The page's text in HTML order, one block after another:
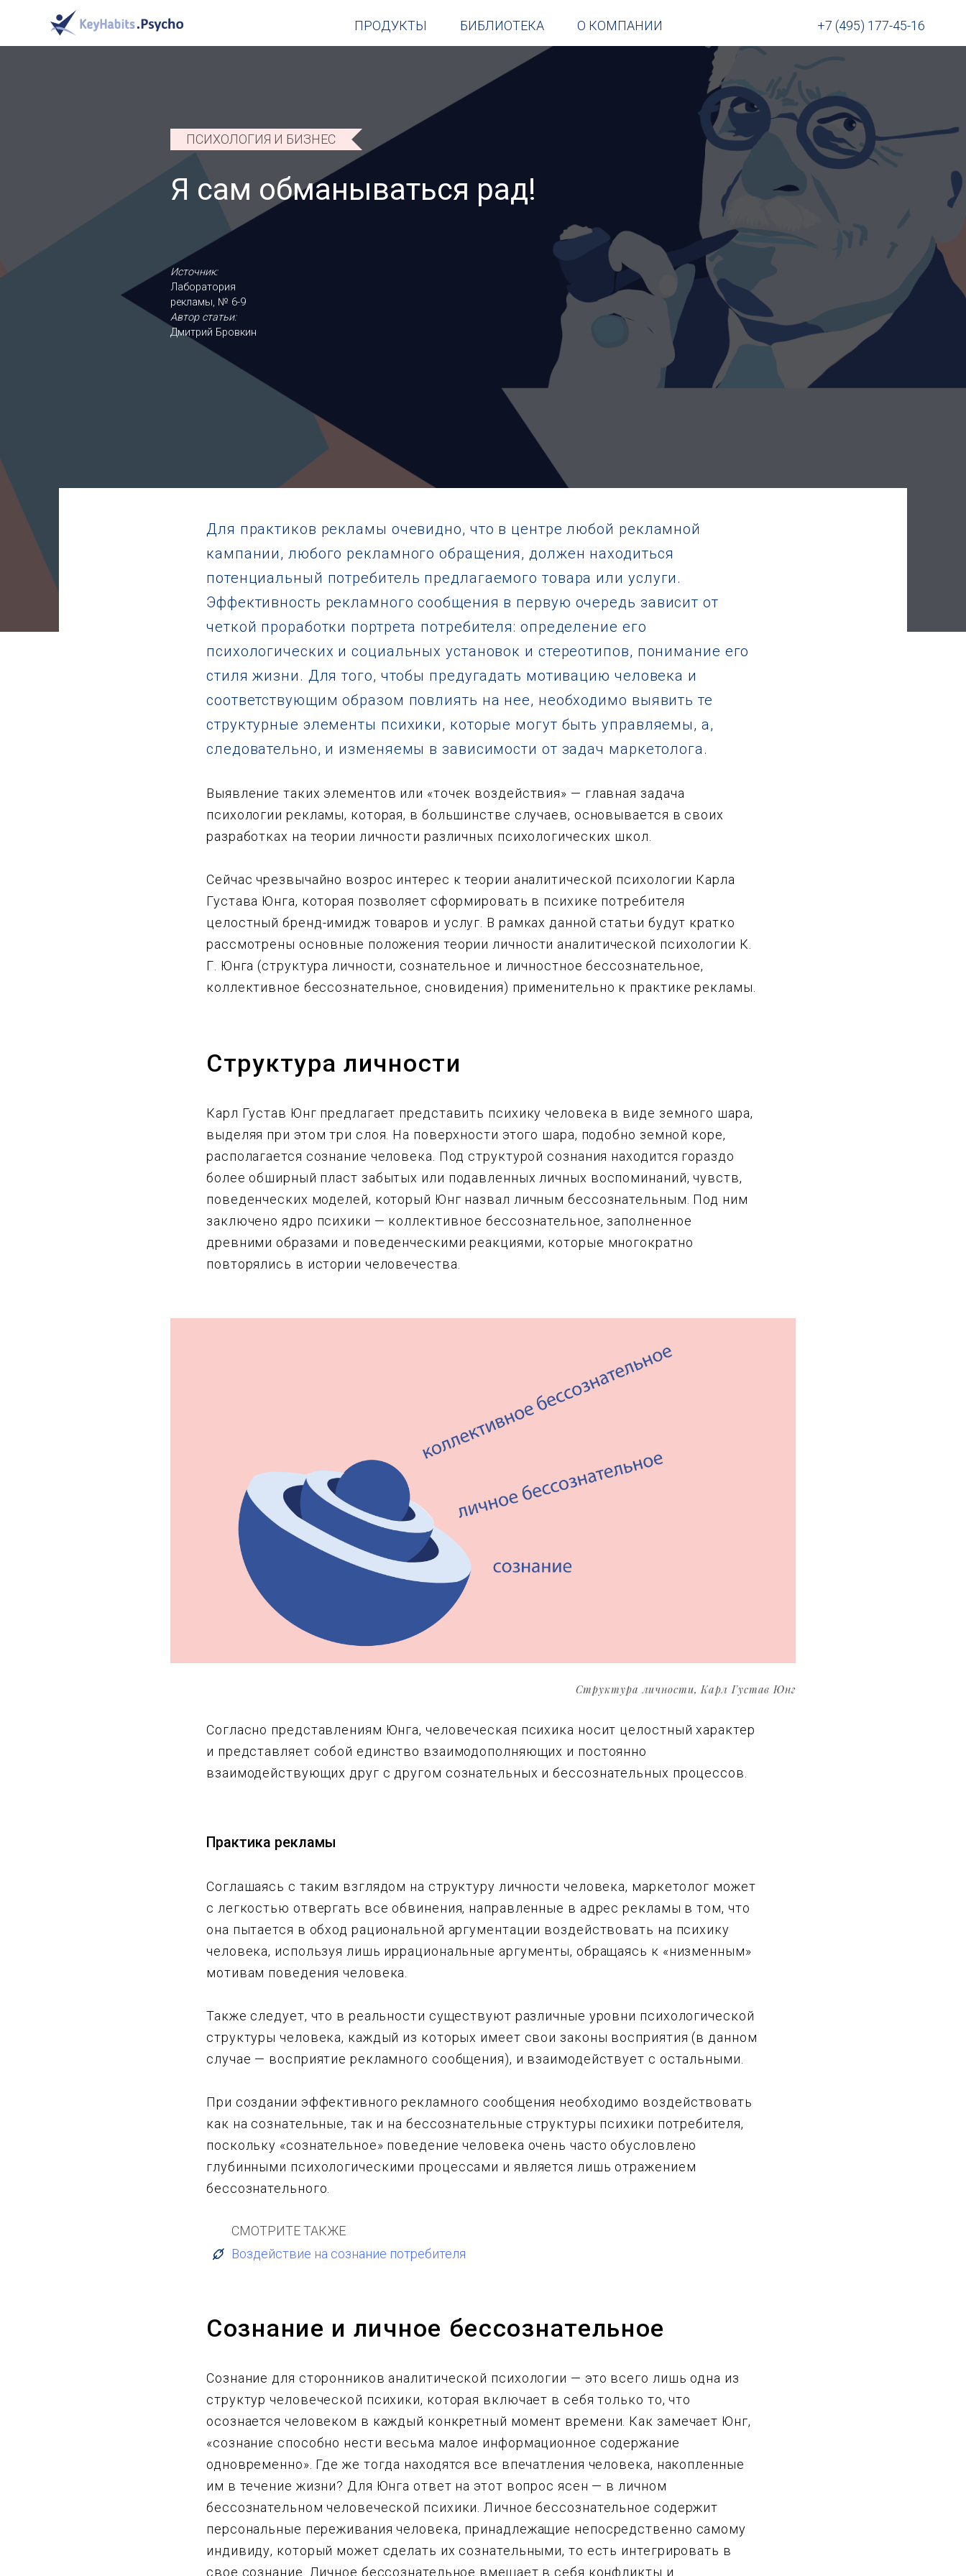
+7 (495) 177-45-16
ПРОДУКТЫ БИБЛИОТЕКА О КОМПАНИИ
ПСИХОЛОГИЯ И БИЗНЕС
Я сам обманываться рад!
Источник:
Лаборатория
рекламы, № 6-9
Автор статьи:
Дмитрий Бровкин
Для практиков рекламы очевидно, что в центре любой рекламной
кампании, любого рекламного обращения, должен находиться
потенциальный потребитель предлагаемого товара или услуги.
Эффективность рекламного сообщения в первую очередь зависит от
четкой проработки портрета потребителя: определение его
психологических и социальных установок и стереотипов, понимание его
стиля жизни. Для того, чтобы предугадать мотивацию человека и
соответствующим образом повлиять на нее, необходимо выявить те
структурные элементы психики, которые могут быть управляемы, а,
следовательно, и изменяемы в зависимости от задач маркетолога.
Выявление таких элементов или «точек воздействия» — главная задача
психологии рекламы, которая, в большинстве случаев, основывается в своих
разработках на теории личности различных психологических школ.
Сейчас чрезвычайно возрос интерес к теории аналитической психологии Карла
Густава Юнга, которая позволяет cформировать в психике потребителя
целостный бренд-имидж товаров и услуг. В рамках данной статьи будут кратко
рассмотрены основные положения теории личности аналитической психологии К.
Г. Юнга (структура личности, сознательное и личностное бессознательное,
коллективное бессознательное, сновидения) применительно к практике рекламы.
Структура личности
Карл Густав Юнг предлагает представить психику человека в виде земного шара,
выделяя при этом три слоя. На поверхности этого шара, подобно земной коре,
располагается сознание человека. Под структурой сознания находится гораздо
более обширный пласт забытых или подавленных личных воспоминаний, чувств,
поведенческих моделей, который Юнг назвал личным бессознательным. Под ним
заключено ядро психики — коллективное бессознательное, заполненное
древними образами и поведенческими реакциями, которые многократно
повторялись в истории человечества.
Структура личности, Карл Густав Юнг
Согласно представлениям Юнга, человеческая психика носит целостный характер
и представляет собой единство взаимодополняющих и постоянно
взаимодействующих друг с другом сознательных и бессознательных процессов.
Практика рекламы
Соглашаясь с таким взглядом на структуру личности человека, маркетолог может
с легкостью отвергать все обвинения, направленные в адрес рекламы в том, что
она пытается в обход рациональной аргументации воздействовать на психику
человека, используя лишь иррациональные аргументы, обращаясь к «низменным»
мотивам поведения человека.
Также следует, что в реальности существуют различные уровни психологической
структуры человека, каждый из которых имеет свои законы восприятия (в данном
случае — восприятие рекламного сообщения), и взаимодействует с остальными.
При создании эффективного рекламного сообщения необходимо воздействовать
как на сознательные, так и на бессознательные структуры психики потребителя,
поскольку «сознательное» поведение человека очень часто обусловлено
глубинными психологическими процессами и является лишь отражением
бессознательного.
СМОТРИТЕ ТАКЖЕ
Воздействие на сознание потребителя
Сознание и личное бессознательное
Сознание для сторонников аналитической психологии — это всего лишь одна из
структур человеческой психики, которая включает в себя только то, что
осознается человеком в каждый конкретный момент времени. Как замечает Юнг,
«сознание способно нести весьма малое информационное содержание
одновременно». Где же тогда находятся все впечатления человека, накопленные
им в течение жизни? Для Юнга ответ на этот вопрос ясен — в личном
бессознательном человеческой психики. Личное бессознательное содержит
персональные переживания человека, принадлежащие непосредственно самому
индивиду, который может сделать их сознательными, то есть интегрировать в
свое сознание. Личное бессознательное вмещает в себя конфликты и